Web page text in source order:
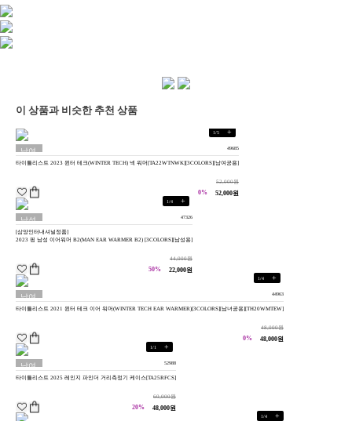
이 상품과 비슷한 추천 상품
1/5 +
남여
공용
49685
타이틀리스트 2023 윈터 테크(WINTER TECH) 넥 워머[TA22WTNWK][3COLORS][남여공용]
52,000원
0% 52,000원
1/4 +
남성
용
47326
[삼양인터내셔널정품]
2023 핑 남성 이어워머 B2(MAN EAR WARMER B2) [3COLORS][남성용]
44,000원
50% 22,000원
1/4 +
남여
공용
44963
타이틀리스트 2021 윈터 테크 이어 워머(WINTER TECH EAR WARMER)[3COLORS][남녀공용][TH20WMTEW]
48,000원
0% 48,000원
1/1 +
남여
공용
52988
타이틀리스트 2025 레인지 파인더 거리측정기 케이스[TA25RFCS]
60,000원
20% 48,000원
1/4 +